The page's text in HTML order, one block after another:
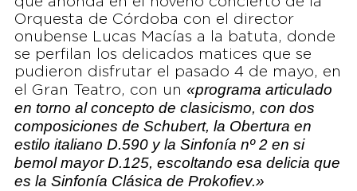
Orquesta de Córdoba con el director
onubense Lucas Macías a la batuta, donde
se perfilan los delicados matices que se
pudieron disfrutar el pasado 4 de mayo, en
el Gran Teatro, con un «programa articulado
en torno al concepto de clasicismo, con dos
composiciones de Schubert, la Obertura en
estilo italiano D.590 y la Sinfonía nº 2 en si
bemol mayor D.125, escoltando esa delicia que
es la Sinfonía Clásica de Prokofiev.»